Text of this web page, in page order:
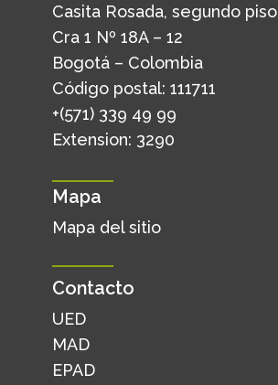
Casita Rosada, segundo piso
Cra 1 Nº 18A – 12
Bogotá – Colombia
Código postal: 111711
+(571) 339 49 99
Extension: 3290
Mapa
Mapa del sitio
Contacto
UED
MAD
EPAD